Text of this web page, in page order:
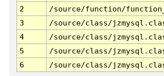
2
/source/function/
3
/source/class/
4
/source/class/
5
/source/class/
6
/source/class/